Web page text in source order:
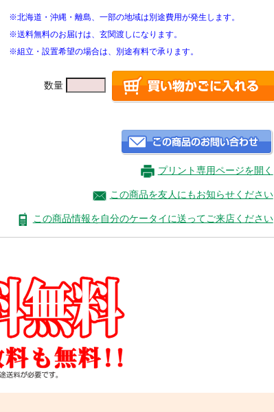
※北海道・沖縄・離島、一部の地域は別途費用が発生します。
※送料無料のお届けは、玄関渡しになります。
※組立・設置希望の場合は、別途有料で承ります。
数量
プリント専用ページを開く
この商品を友人にもお知らせください
この商品情報を自分のケータイに送ってご来店ください